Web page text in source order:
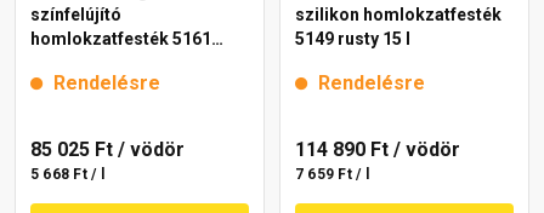
színfelújító
homlokzatfesték 5161
Rendelésre
85 025 Ft / vödör
5 668 Ft / l
szilikon homlokzatfesték
5149 rusty 15 l
Rendelésre
114 890 Ft / vödör
7 659 Ft / l